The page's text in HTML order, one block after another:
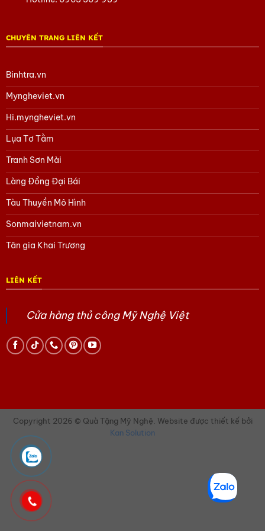
Tham khảo các sản phẩm của Mỹ Nghệ Việt
CHUYÊN TRANG LIÊN KẾT
Binhtra.vn
Myngheviet.vn
Hi.myngheviet.vn
Lụa Tơ Tằm
Tranh Sơn Mài
Làng Đồng Đại Bái
Tàu Thuyền Mô Hình
Sonmaivietnam.vn
Tân gia Khai Trương
LIÊN KẾT
Cửa hàng thủ công Mỹ Nghệ Việt
Copyright 2026 © Quà Tặng Mỹ Nghệ. Website được thiết kế bởi
Kan Solution